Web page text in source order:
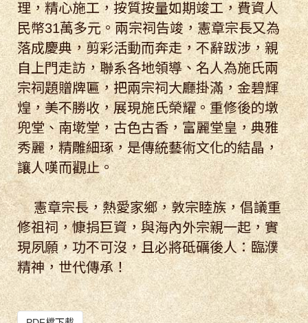
理，精心施工，按質按量如期竣工，費資人
民幣31萬多元。兩宗祠告竣，憲章宗長又為
落成慶典，剪彩活動而奔走，不辭跋涉，親
自上門走訪，聯系各地領導、名人為施氏兩
宗祠題贈牌匾，把兩宗祠大廳掛滿，金碧輝
煌，美不勝收，展現施氏榮耀。重修後的墩
兜堂、南墘堂，古色古香，富麗堂皇，典雅
秀麗，精雕細琢，是傳統藝術文化的結晶，
讓人嘆而觀止。
憲章宗長，熱愛家鄉，敦宗睦族，倡議重
修祖祠，慷捐巨資，與海內外宗親一起，實
現夙願，功不可沒，且必將砥礪後人：臨濮
精神，世代傳承！